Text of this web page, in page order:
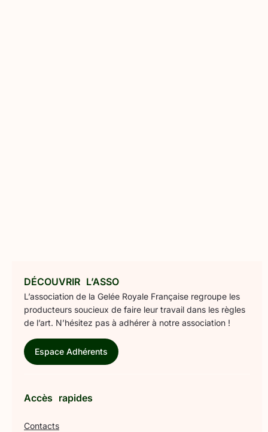
DÉCOUVRIR L’ASSO
L’association de la Gelée Royale Française regroupe les
producteurs soucieux de faire leur travail dans les règles
de l’art. N’hésitez pas à adhérer à notre association !
Espace Adhérents
Accès rapides
Contacts